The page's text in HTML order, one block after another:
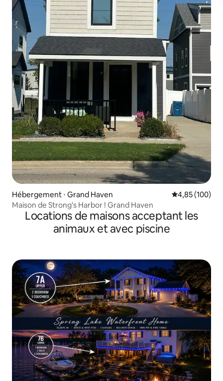
Hébergement ⋅ Grand Haven Évaluation
4,85 (100)
Maison de Strong's Harbor ! Grand Haven
Locations de maisons acceptant les
animaux et avec piscine